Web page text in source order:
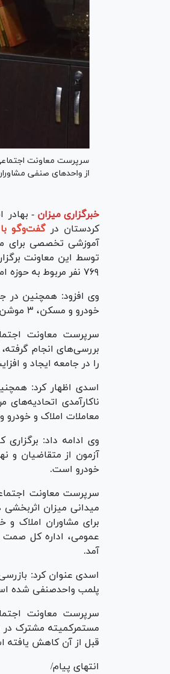
سرپرست معاونت
از واحد‌های صنفی مشاوران املاک و
خبرگزاری میزان -
کردستان درگفت‌وگو
۷۶۹ نفر مربوط به حوزه املاک) موفق به اخذ پروانه تخصصی شدند.
وی افزود: همچنین در
خودرو و مسکن، ۳ موشن گرافی در این معاونت تولید و منتشر شده است.
سرپرست معاونت
بررسی‌های انجام
را در جامعه ایجاد و
اسدی اظهار کرد:
ناکارآمدی
معاملات املاک و
وی ادامه داد:
آزمون از متقاضیان و
خودرو است.
سرپرست معاونت
میدانی میزان
برای مشاوران املاک و
آمد.
پلمب واحدصنفی شده
سرپرست معاونت
مستمرکمیته مشترک
قبل از آن کاهش یافته
انتهای پیام/